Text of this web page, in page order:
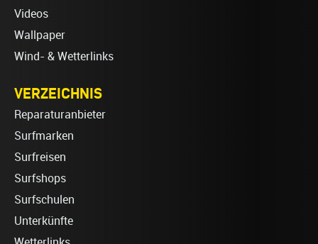
Videos
Wallpaper
Wind- & Wetterlinks
VERZEICHNIS
Reparaturanbieter
Surfmarken
Surfreisen
Surfshops
Surfschulen
Unterkünfte